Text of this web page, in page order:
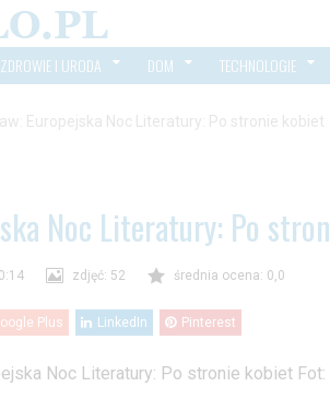
ZDROWIE I URODA DOM TECHNOLOGIE
Europejska Noc Literatury: Po stronie kobiet
Noc Literatury: Po
zdjęć: 52 średnia ocena: 0,0
Plus LinkedIn Pinterest
Noc Literatury: Po stronie kobiet